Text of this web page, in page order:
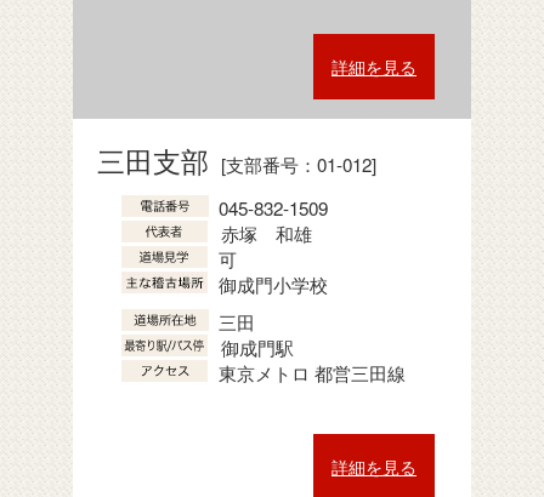
詳細を見る
三田支部 [支部番号：01-012]
045-832-1509
赤塚 和雄
可
御成門小学校
三田
御成門駅
東京メトロ 都営三田線
詳細を見る